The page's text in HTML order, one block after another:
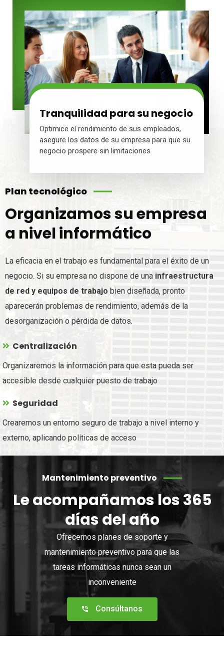
Tranquilidad para su negocio
Optimice el rendimiento de sus empleados,
asegure los datos de su empresa para que su
negocio prospere sin limitaciones
Plan tecnológico
Organizamos su empresa
a nivel informático
La eficacia en el trabajo es fundamental para el éxito de un
negocio. Si su empresa no dispone de una infraestructura
de red y equipos de trabajo bien diseñada, pronto
aparecerán problemas de rendimiento, además de la
desorganización o pérdida de datos.
Centralización
Organizaremos la información para que esta pueda ser
accesible desde cualquier puesto de trabajo
Seguridad
Crearemos un entorno seguro de trabajo a nivel interno y
externo, aplicando políticas de acceso
Mantenimiento preventivo
Le acompañamos los 365
días del año
Ofrecemos planes de soporte y
mantenimiento preventivo para que las
tareas informáticas nunca sean un
inconveniente
Consúltanos